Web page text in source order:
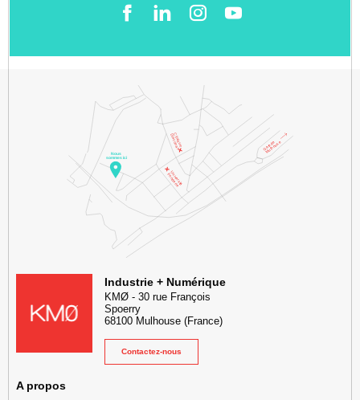
KMØ Hub d’innovation industrielle et lieu événementiel au cœur
Industrie + Numérique
KMØ- 30 rue François
Spoerry
68100 Mulhouse (France)
Contactez-nous
A propos